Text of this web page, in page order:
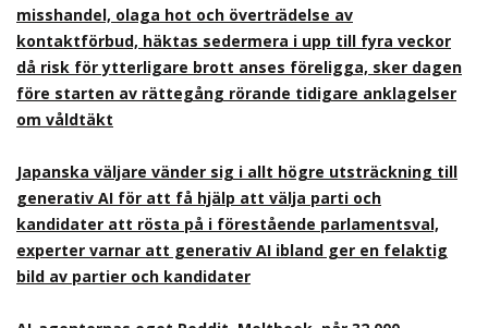
misshandel, olaga hot och överträdelse av
kontaktförbud, häktas sedermera i upp till fyra veckor
då risk för ytterligare brott anses föreligga, sker dagen
före starten av rättegång rörande tidigare anklagelser
om våldtäkt
Japanska väljare vänder sig i allt högre utsträckning till
generativ AI för att få hjälp att välja parti och
kandidater att rösta på i förestående parlamentsval,
experter varnar att generativ AI ibland ger en felaktig
bild av partier och kandidater